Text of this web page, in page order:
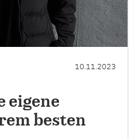
10.11.2023
eigene
besten